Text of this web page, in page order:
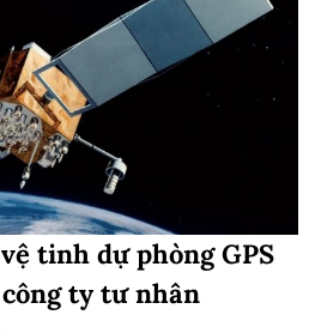
tinh dự phòng GPS
ty tư nhân